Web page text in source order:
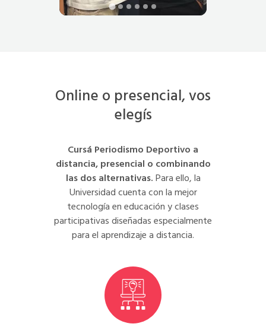
Online o presencial, vos
elegís
Cursá Periodismo Deportivo a
distancia, presencial o combinando
las dos alternativas.Para ello, la
Universidad cuenta con la mejor
tecnología en educación y clases
participativas diseñadas especialmente
para el aprendizaje a distancia.